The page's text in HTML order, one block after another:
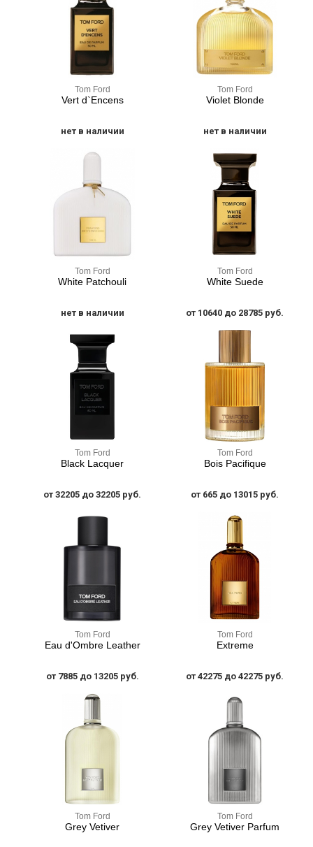
Tom Ford
Vert d`Encens
нет в наличии
Tom Ford
Violet Blonde
нет в наличии
Tom Ford
White Patchouli
нет в наличии
Tom Ford
White Suede
от 10640 до 28785 руб.
Tom Ford
Black Lacquer
от 32205 до 32205 руб.
Tom Ford
Bois Pacifique
от 665 до 13015 руб.
Tom Ford
Eau d'Ombre Leather
от 7885 до 13205 руб.
Tom Ford
Extreme
от 42275 до 42275 руб.
Tom Ford
Grey Vetiver
Tom Ford
Grey Vetiver Parfum